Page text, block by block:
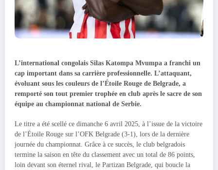
L’international congolais Silas Katompa Mvumpa a franchi un
cap important dans sa carrière professionnelle. L’attaquant,
évoluant sous les couleurs de l’Étoile Rouge de Belgrade, a
remporté son tout premier trophée en club après le sacre de son
équipe au championnat national de Serbie.
Le titre a été scellé ce dimanche 6 avril 2025, à l’issue de la victoire
de l’Étoile Rouge sur l’OFK Belgrade (3-1), lors de la dernière
journée du championnat. Grâce à ce succès, le club belgradois
termine la saison en tête du classement avec un total de 86 points,
loin devant son éternel rival, le Partizan Belgrade, qui boucle la